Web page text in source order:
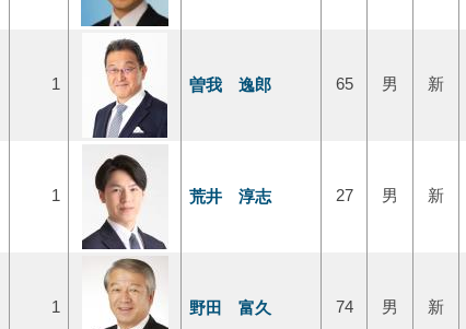
1 曽我 逸郎 65 男 新
1 荒井 淳志 27 男 新
1 野田 富久 74 男 新